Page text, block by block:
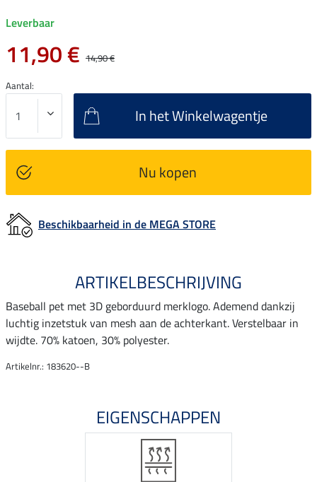
Leverbaar
11,90 € 14,90 €
Aantal:
In het Winkelwagentje
Nu kopen
Beschikbaarheid in de MEGA STORE
ARTIKELBESCHRIJVING
Baseball pet met 3D geborduurd merklogo. Ademend dankzij
luchtig inzetstuk van mesh aan de achterkant. Verstelbaar in
wijdte. 70% katoen, 30% polyester.
Artikelnr.: 183620--B
EIGENSCHAPPEN